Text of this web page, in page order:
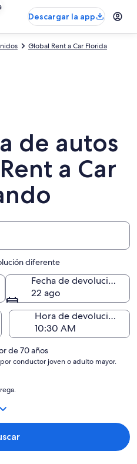
Descargar la app
Global Rent a Car Florida
de autos
a Car
diferente
Fecha de devolución
22 ago
Hora de devolución
de 70 años
conductor joven o adulto mayor.